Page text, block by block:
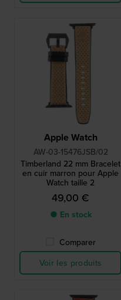
Apple Watch
AW-03-15476JSB/02
Timberland 22 mm Bracelet
en cuir marron pour Apple
Watch taille 2
49,00 €
● En stock
Comparer
Voir les produits